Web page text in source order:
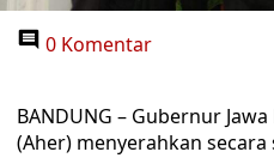
0 Komentar
BANDUNG – Gubernur
(Aher) menyerahkan